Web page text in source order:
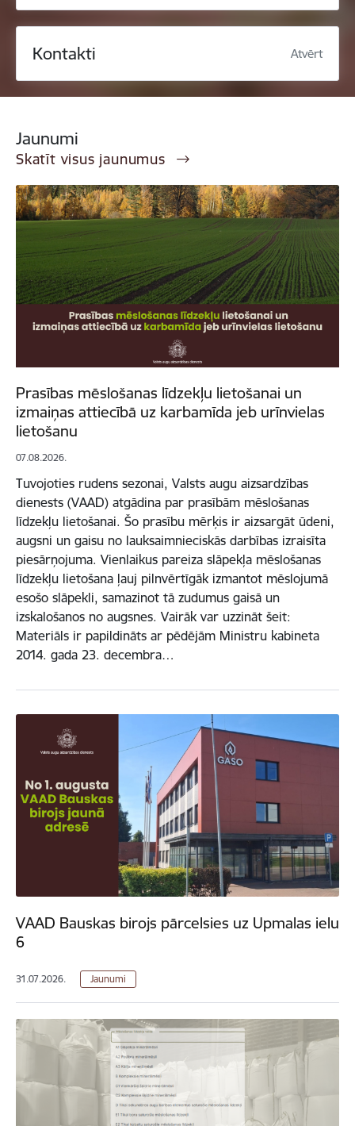
Kontakti Atvērt
Jaunumi
Skatīt visus jaunumus
Prasības mēslošanas līdzekļu lietošanai un
izmaiņas attiecībā uz karbamīda jeb urīnvielas
lietošanu
07.08.2026.
Tuvojoties rudens sezonai, Valsts augu aizsardzības
dienests (VAAD) atgādina par prasībām mēslošanas
līdzekļu lietošanai. Šo prasību mērķis ir aizsargāt ūdeni,
augsni un gaisu no lauksaimnieciskās darbības izraisīta
piesārņojuma. Vienlaikus pareiza slāpekļa mēslošanas
līdzekļu lietošana ļauj pilnvērtīgāk izmantot mēslojumā
esošo slāpekli, samazinot tā zudumus gaisā un
izskalošanos no augsnes. Vairāk var uzzināt šeit:
Materiāls ir papildināts ar pēdējām Ministru kabineta
2014. gada 23. decembra…
VAAD Bauskas birojs pārcelsies uz Upmalas ielu
6
31.07.2026. Jaunumi